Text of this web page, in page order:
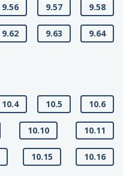
9.56 9.57 9.58
9.62 9.63 9.64
10.4 10.5 10.6
10.10 10.11
10.15 10.16